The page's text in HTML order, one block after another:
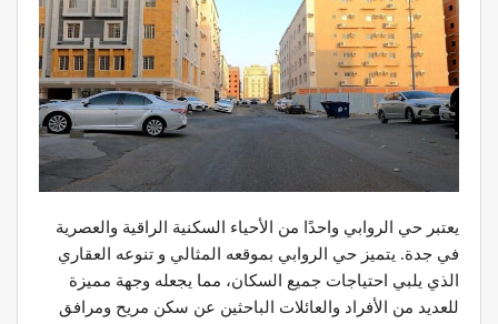
يعتبر حي الروابي واحدًا من الأحياء السكنية الراقية والعصرية
في جدة. يتميز حي الروابي بموقعه المثالي و تنوعه العقاري
الذي يلبي احتياجات جميع السكان، مما يجعله وجهة مميزة
للعديد من الأفراد والعائلات الباحثين عن سكن مريح ومرافق